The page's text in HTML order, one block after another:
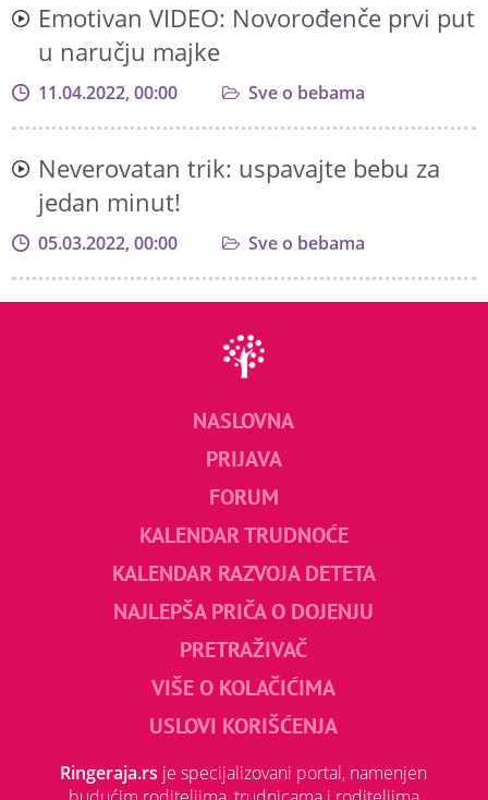
Emotivan VIDEO: Novorođenče prvi put
u naručju majke
11.04.2022, 00:00 Sve o bebama
Neverovatan trik: uspavajte bebu za
jedan minut!
05.03.2022, 00:00 Sve o bebama
NASLOVNA
PRIJAVA
FORUM
KALENDAR TRUDNOĆE
KALENDAR RAZVOJA DETETA
NAJLEPŠA PRIČA O DOJENJU
PRETRAŽIVAČ
VIŠE O KOLAČIĆIMA
USLOVI KORIŠĆENJA
Ringeraja.rs je specijalizovani portal, namenjen